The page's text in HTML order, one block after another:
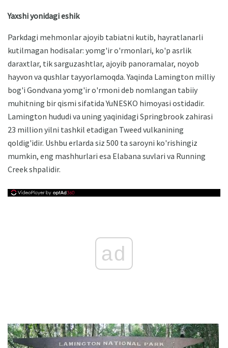
Yaxshi yonidagi eshik
Parkdagi mehmonlar ajoyib tabiatni kutib, hayratlanarli
kutilmagan hodisalar: yomg'ir o'rmonlari, ko'p asrlik
daraxtlar, tik sarguzashtlar, ajoyib panoramalar, noyob
hayvon va qushlar tayyorlamoqda. Yaqinda Lamington milliy
bog'i Gondvana yomg'ir o'rmoni deb nomlangan tabiiy
muhitning bir qismi sifatida YuNESKO himoyasi ostidadir.
Lamington hududi va uning yaqinidagi Springbrook zahirasi
23 million yilni tashkil etadigan Tweed vulkanining
qoldig'idir. Ushbu erlarda siz 500 ta saroyni ko'rishingiz
mumkin, eng mashhurlari esa Elabana suvlari va Running
Creek shpalidir.
ad